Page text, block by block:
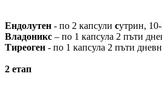
Ендолутен - по 2 капсули сутрин,
Владоникс – по 1 капсула 2 пъти
Тиреоген - по 1 капсула 2 пъти
2 етап